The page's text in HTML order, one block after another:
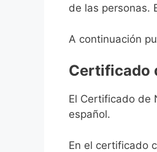
de las personas.
A continuación
Certificado
El Certificado de
español.
En el certificado